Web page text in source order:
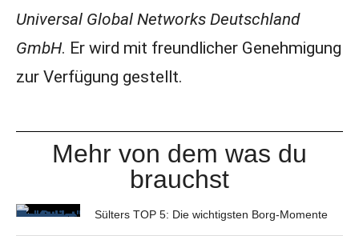
Universal Global Networks Deutschland
GmbH. Er wird mit freundlicher Genehmigung
zur Verfügung gestellt.
Mehr von dem was du
brauchst
Sülters TOP 5: Die wichtigsten Borg-Momente